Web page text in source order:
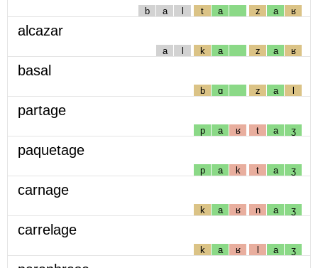
b a l t a z a ʁ
alcazar
a l k a z a ʁ
basal
b ɑ z a l
partage
p a ʁ t a ʒ
paquetage
p a k t a ʒ
carnage
k a ʁ n a ʒ
carrelage
k a ʁ l a ʒ